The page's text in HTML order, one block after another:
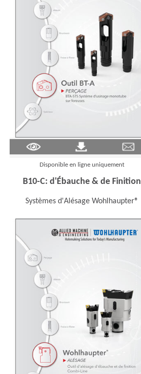
(Opens in a new window)
Disponible en ligne uniquement
B10-C: d'Ébauche & de Finition
Systèmes d'Alésage Wohlhaupter®